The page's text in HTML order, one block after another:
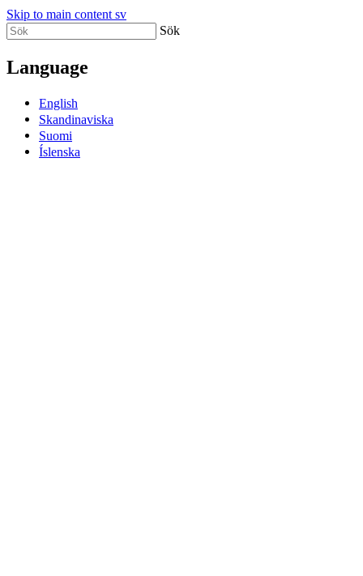
Skip to main content sv
Sök
Language
English
Skandinaviska
Suomi
Íslenska